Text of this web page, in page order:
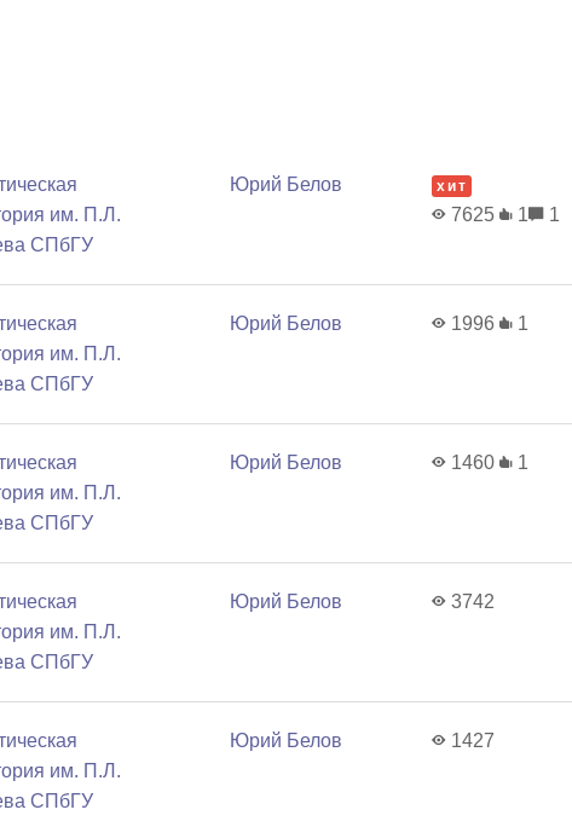
им. П.Л.
СПбГУ
Юрий Белов хит
7625 1 1
им. П.Л.
СПбГУ
Юрий Белов 1996 1
им. П.Л.
СПбГУ
Юрий Белов 1460 1
им. П.Л.
СПбГУ
Юрий Белов 3742
им. П.Л.
СПбГУ
Юрий Белов 1427